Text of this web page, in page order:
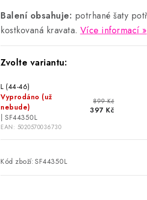
Balení obsahuje: potrhané šaty
kostkovaná kravata. Více informací
L (44-46)
Vyprodáno (už
nebude)
| SF44350L
EAN: 5020570036730
899 Kč
397 Kč
Kód zboží: SF44350L